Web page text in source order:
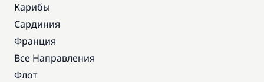
Карибы
Сардиния
Франция
Все Направления
Флот